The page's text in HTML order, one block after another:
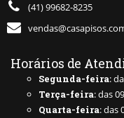
(41) 99682-8235
Horários de
Segunda-feira:
Terça-feira: das
Quarta-feira: das